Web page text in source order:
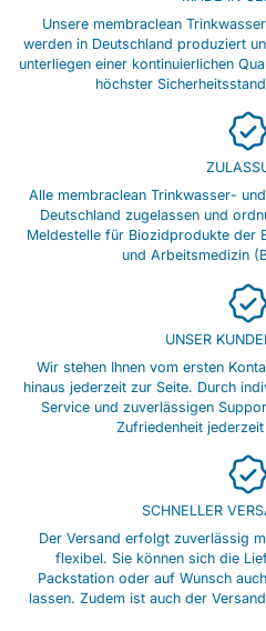
Unsere membraclean
werden in Deutschland produziert
unterliegen einer kontinuierlichen
höchster
Alle membraclean Trinkwasser-
Deutschland zugelassen und
Meldestelle für Biozidprodukte der
und Arbeitsmedizin
UNSER
Wir stehen Ihnen vom ersten
hinaus jederzeit zur Seite. Durch
Service und zuverlässigen
Zufriedenheit
SCHNELLER
Der Versand erfolgt zuverlässig
flexibel. Sie können sich die
Packstation oder auf Wunsch
lassen. Zudem ist auch der